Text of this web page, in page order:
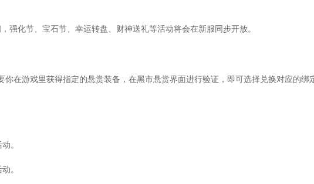
这样就可以放任意技能了。
千军是必备。
发现金卷来的还是挺快。
用去买别人卖的。因为60级以后你会发现昆仑石太多了，我
强化节、宝石节、幸运转盘、财神送礼等活动将会在新服同步开放。
在游戏里获得指定的悬赏装备，在黑市悬赏界面进行验证，即可选择兑换对应的绑
。
。